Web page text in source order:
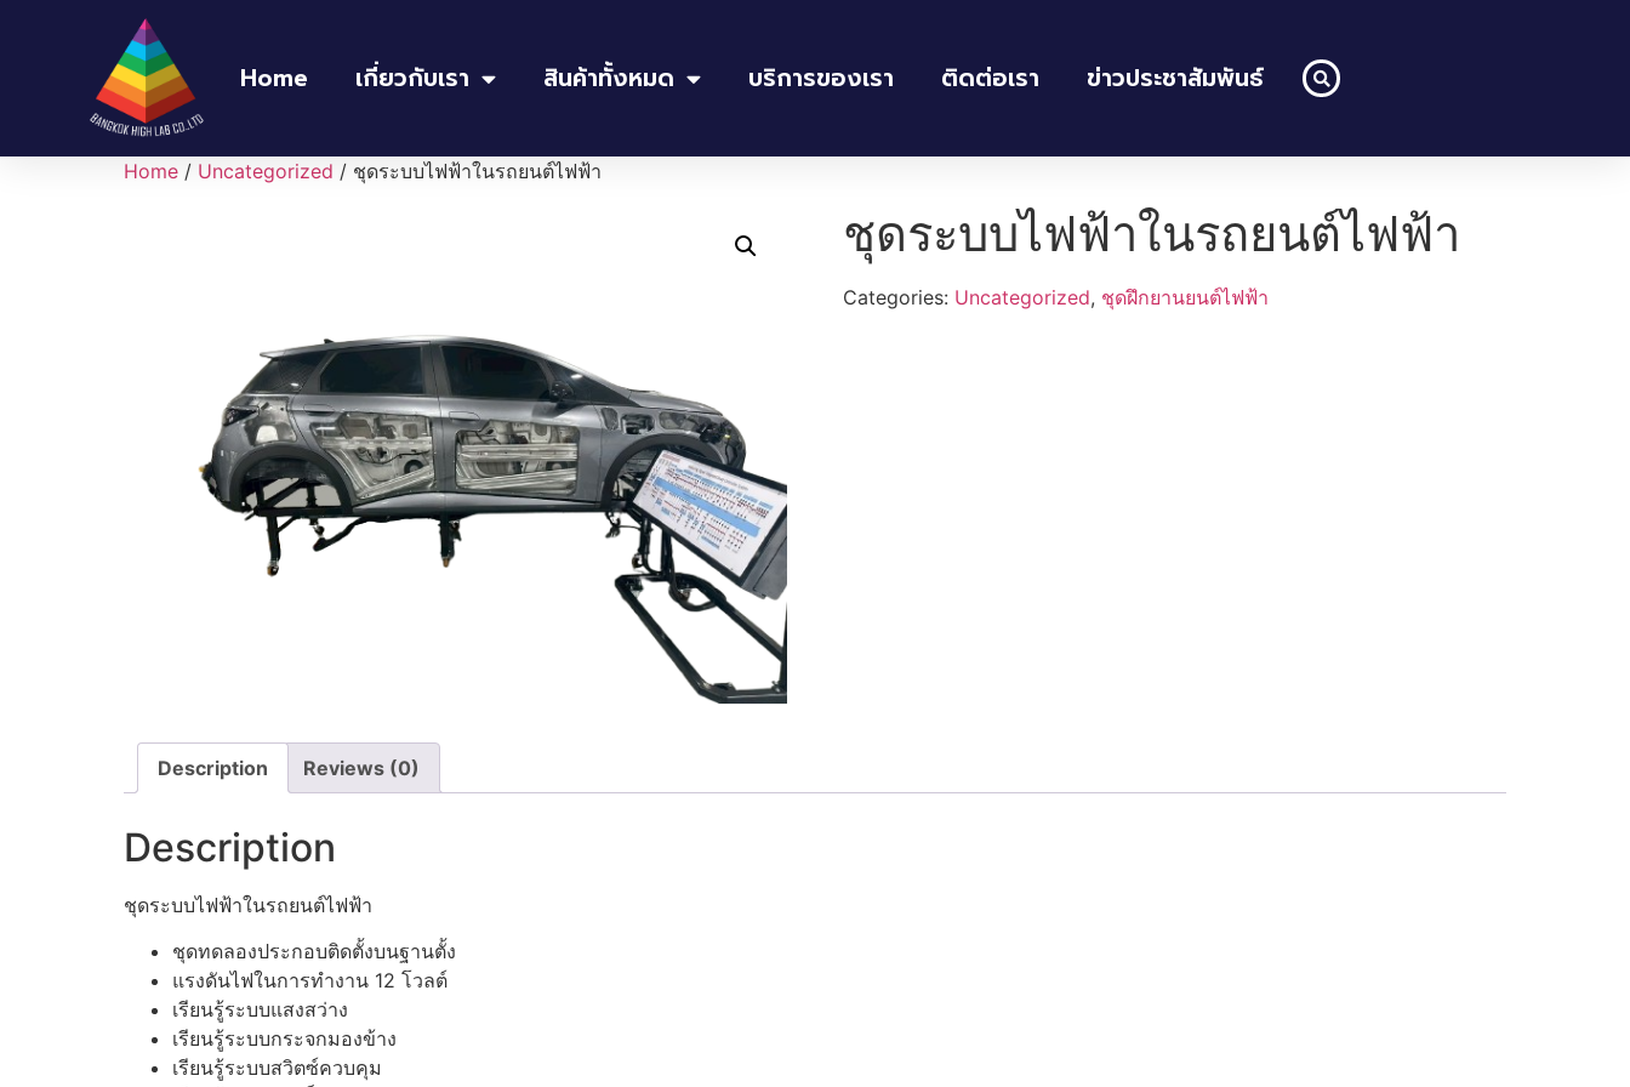
Home เกี่ยวกับเรา สินค้าทั้งหมด บริการของเรา ติดต่อเรา ข่าวประชาสัมพันธ์
Home / Uncategorized / ชุดระบบไฟฟ้าในรถยนต์ไฟฟ้า
ชุดระบบไฟฟ้าในรถยนต์ไฟฟ้า
Categories: Uncategorized, ชุดฝึกยานยนต์ไฟฟ้า
Description Reviews (0)
Description
ชุดระบบไฟฟ้าในรถยนต์ไฟฟ้า
ชุดทดลองประกอบติดตั้งบนฐานตั้ง
แรงดันไฟในการทํางาน 12 โวลต์
เรียนรู้ระบบแสงสว่าง
เรียนรู้ระบบกระจกมองข้าง
เรียนรู้ระบบสวิตซ์ควบคุม